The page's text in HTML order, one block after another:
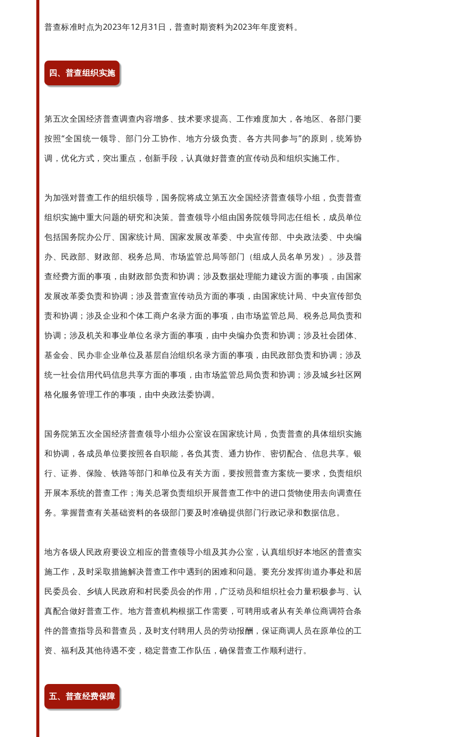
普查标准时点为2023年12月31日，普查时期资料为2023年年度资料。
四、普查组织实施
第五次全国经济普查调查内容增多、技术要求提高、工作难度加大，各地区、各部门要
按照“全国统一领导、部门分工协作、地方分级负责、各方共同参与”的原则，统筹协
调，优化方式，突出重点，创新手段，认真做好普查的宣传动员和组织实施工作。
为加强对普查工作的组织领导，国务院将成立第五次全国经济普查领导小组，负责普查
组织实施中重大问题的研究和决策。普查领导小组由国务院领导同志任组长，成员单位
包括国务院办公厅、国家统计局、国家发展改革委、中央宣传部、中央政法委、中央编
办、民政部、财政部、税务总局、市场监管总局等部门（组成人员名单另发）。涉及普
查经费方面的事项，由财政部负责和协调；涉及数据处理能力建设方面的事项，由国家
发展改革委负责和协调；涉及普查宣传动员方面的事项，由国家统计局、中央宣传部负
责和协调；涉及企业和个体工商户名录方面的事项，由市场监管总局、税务总局负责和
协调；涉及机关和事业单位名录方面的事项，由中央编办负责和协调；涉及社会团体、
基金会、民办非企业单位及基层自治组织名录方面的事项，由民政部负责和协调；涉及
统一社会信用代码信息共享方面的事项，由市场监管总局负责和协调；涉及城乡社区网
格化服务管理工作的事项，由中央政法委协调。
国务院第五次全国经济普查领导小组办公室设在国家统计局，负责普查的具体组织实施
和协调，各成员单位要按照各自职能，各负其责、通力协作、密切配合、信息共享。银
行、证券、保险、铁路等部门和单位及有关方面，要按照普查方案统一要求，负责组织
开展本系统的普查工作；海关总署负责组织开展普查工作中的进口货物使用去向调查任
务。掌握普查有关基础资料的各级部门要及时准确提供部门行政记录和数据信息。
地方各级人民政府要设立相应的普查领导小组及其办公室，认真组织好本地区的普查实
施工作，及时采取措施解决普查工作中遇到的困难和问题。要充分发挥街道办事处和居
民委员会、乡镇人民政府和村民委员会的作用，广泛动员和组织社会力量积极参与、认
真配合做好普查工作。地方普查机构根据工作需要，可聘用或者从有关单位商调符合条
件的普查指导员和普查员，及时支付聘用人员的劳动报酬，保证商调人员在原单位的工
资、福利及其他待遇不变，稳定普查工作队伍，确保普查工作顺利进行。
五、普查经费保障